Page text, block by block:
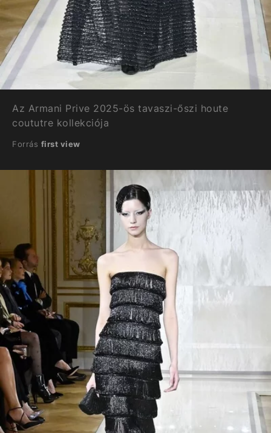
Az Armani Prive 2025-ös tavaszi-őszi houte
coututre kollekciója
Forrás first view